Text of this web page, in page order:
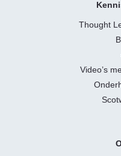
Thought
Video’s